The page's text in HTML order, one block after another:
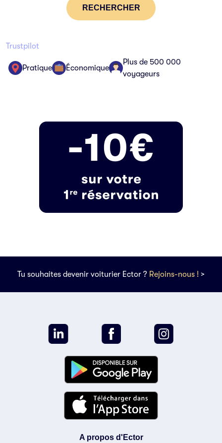
RECHERCHER
Trustpilot
Pratique Économique
Plus de 500 000
voyageurs
Tu souhaites devenir voiturier Ector ? Rejoins-nous ! >
A propos d'Ector